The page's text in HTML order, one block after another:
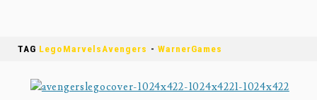
TAG LegoMarvelsAvengers - WarnerGames